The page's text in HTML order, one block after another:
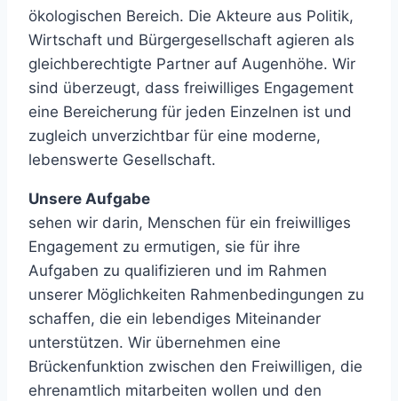
ökologischen Bereich. Die Akteure aus Politik,
Wirtschaft und Bürgergesellschaft agieren als
gleichberechtigte Partner auf Augenhöhe. Wir
sind überzeugt, dass freiwilliges Engagement
eine Bereicherung für jeden Einzelnen ist und
zugleich unverzichtbar für eine moderne,
lebenswerte Gesellschaft.
Unsere Aufgabe
sehen wir darin, Menschen für ein freiwilliges
Engagement zu ermutigen, sie für ihre
Aufgaben zu qualifizieren und im Rahmen
unserer Möglichkeiten Rahmenbedingungen zu
schaffen, die ein lebendiges Miteinander
unterstützen. Wir übernehmen eine
Brückenfunktion zwischen den Freiwilligen, die
ehrenamtlich mitarbeiten wollen und den